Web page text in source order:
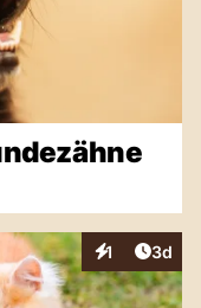
1
Interaktionen
3d